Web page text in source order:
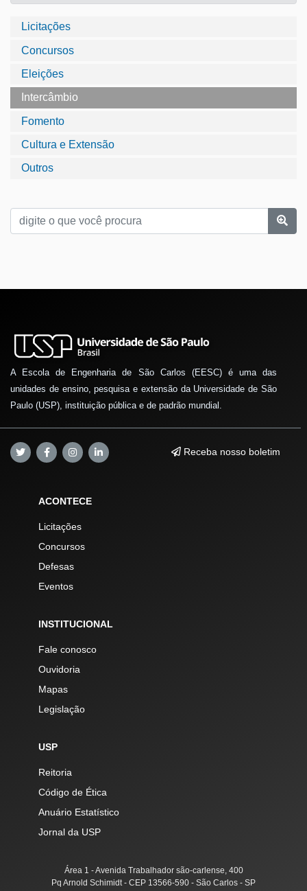
Licitações
Concursos
Eleições
Intercâmbio
Fomento
Cultura e Extensão
Outros
A Escola de Engenharia de São Carlos (EESC) é uma das
unidades de ensino, pesquisa e extensão da Universidade de São
Paulo (USP), instituição pública e de padrão mundial.
Receba nosso boletim
ACONTECE
Licitações
Concursos
Defesas
Eventos
INSTITUCIONAL
Fale conosco
Ouvidoria
Mapas
Legislação
USP
Reitoria
Código de Ética
Anuário Estatístico
Jornal da USP
Área 1 - Avenida Trabalhador são-carlense, 400
Pq Arnold Schimidt - CEP 13566-590 - São Carlos - SP